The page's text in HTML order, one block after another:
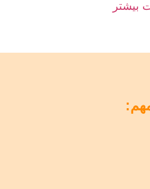
بیشتر